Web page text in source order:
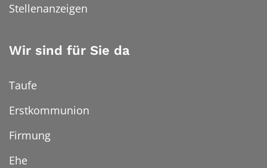
Stellenanzeigen
Wir sind für Sie da
Taufe
Erstkommunion
Firmung
Ehe